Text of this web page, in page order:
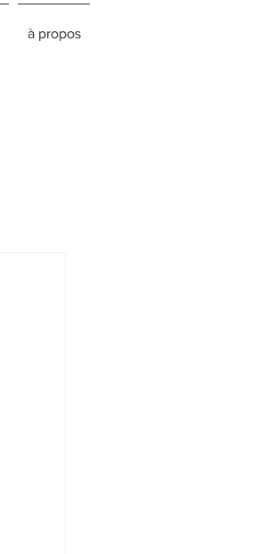
à propos